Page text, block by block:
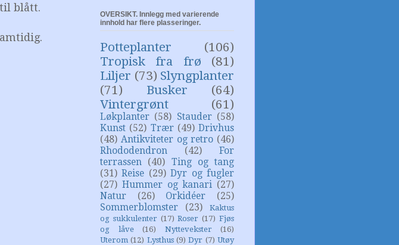
blått.
OVERSIKT. Innlegg med varierende
innhold har flere plasseringer.
Potteplanter
(106)
Tropisk fra frø
(81)
Liljer (73) Slyngplanter
(71)
Busker
(64)
Vintergrønt
(61)
Løkplanter (58) Stauder (58)
Kunst (52) Trær (49) Drivhus
(48) Antikviteter og retro (46)
Rhododendron
(42)
For
terrassen
(40) Ting og tang
(31) Reise (29) Dyr og fugler
(27) Hummer og kanari (27)
Natur
(26) Orkidéer
(25)
Sommerblomster
(23)
Kaktus
og sukkulenter (17) Roser (17) Fjøs
og låve
(16) Nyttevekster
(16)
Uterom (12) Lysthus (9) Dyr (7) Utøy